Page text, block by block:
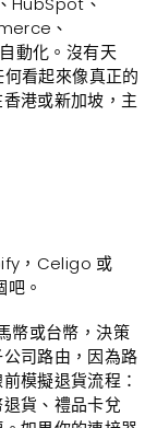
、
動化。沒有天
看起來像真正的
港或新加坡，主
，Celigo 或
。
幣或台幣，決策
司路由，因為路
模擬退貨流程：
貨、禮品卡兌